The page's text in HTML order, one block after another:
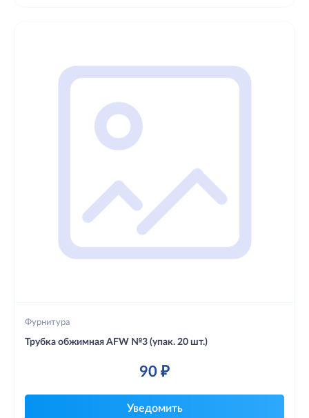
Фурнитура
Трубка обжимная AFW №3 (упак. 20 шт.)
90 ₽
Уведомить